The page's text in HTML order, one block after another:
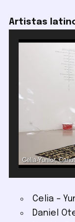
Artistas
Celia-Yunior,
Celia –
Daniel